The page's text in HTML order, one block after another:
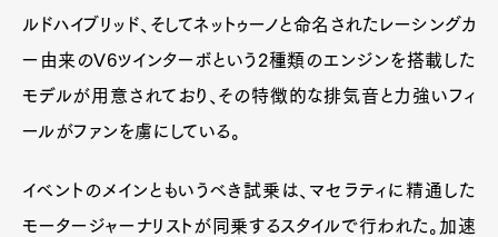
ルドハイブリッド、そしてネットゥーノと命名されたレーシングカ
ー由来のV6ツインターボという2種類のエンジンを搭載した
モデルが用意されており、その特徴的な排気音と力強いフィ
ールがファンを虜にしている。
イベントのメインともいうべき試乗は、マセラティに精通した
モータージャーナリストが同乗するスタイルで行われた。加速